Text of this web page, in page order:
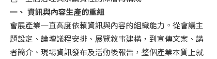
⼀、 資訊與內容⽣產的重組
會展產業⼀直⾼度依賴資訊與內容的組織能⼒。從會議主
題設定、論壇議程安排、展覽敘事建構，到宣傳⽂案、講
者簡介、現場資訊發布及活動後報告，整個產業本質上就